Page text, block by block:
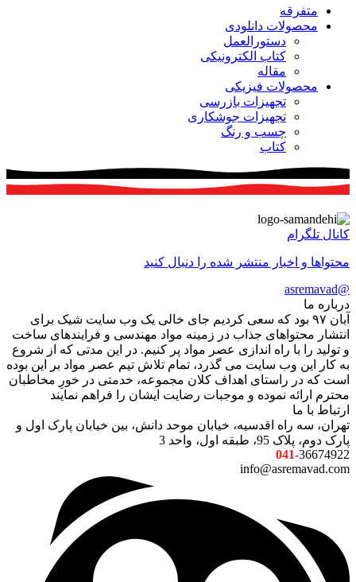
متفرقه
محصولات دانلودی
دستورالعمل
کتاب الکترونیکی
مقاله
محصولات فیزیکی
تجهیزات بازرسی
تجهیزات جوشکاری
چسب و رنگ
کتاب
کانال تلگرام
محتواها و اخبار منتشر شده را دنبال کنید
@asremavad
درباره ما
آبان ۹۷ بود که سعی کردیم جای خالی یک وب سایت شیک برای
انتشار محتواهای جذاب در زمینه مواد مهندسی و فرایندهای ساخت
و تولید را با راه اندازی عصر مواد پر کنیم. در این مدتی که از شروع
به کار این وب سایت می گذرد، تمام تلاش تیم عصر مواد بر این بوده
است که در راستای اهداف کلان مجموعه، خدمتی در خورِ مخاطبان
محترم ارائه نموده و موجبات رضایت ایشان را فراهم نمایند
ارتباط با ما
تهران، سه راه اقدسیه، خیابان موحد دانش، بین خیابان پارک اول و
پارک دوم، پلاک 95، طبقه اول، واحد 3
041-36674922
info@asremavad.com